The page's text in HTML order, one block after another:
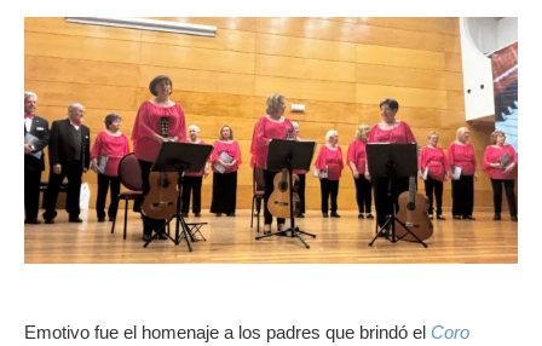
Emotivo fue el homenaje a los padres que brindó el Coro